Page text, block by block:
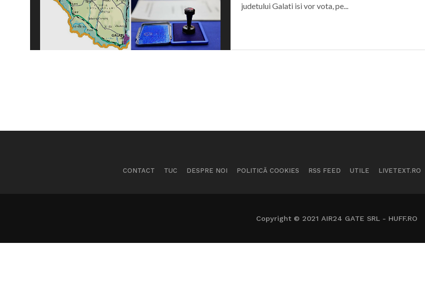
judetului Galati isi vor vota, pe...
CONTACT TUC DESPRE NOI POLITICĂ COOKIES RSS FEED UTILE LIVETEXT.RO
Copyright © 2021 AIR24 GATE SRL - HUFF.RO